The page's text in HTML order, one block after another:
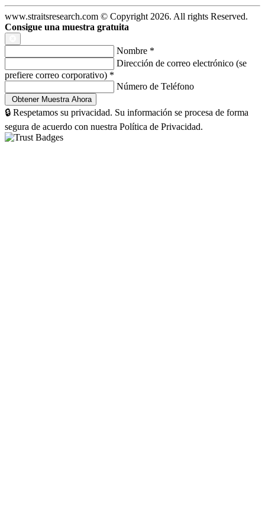
www.straitsresearch.com © Copyright 2026. All rights Reserved.
Consigue una muestra gratuita
Nombre *
Dirección de correo electrónico (se
prefiere correo corporativo) *
Número de Teléfono
🔒 Respetamos su privacidad. Su información se procesa de forma
segura de acuerdo con nuestra Política de Privacidad.